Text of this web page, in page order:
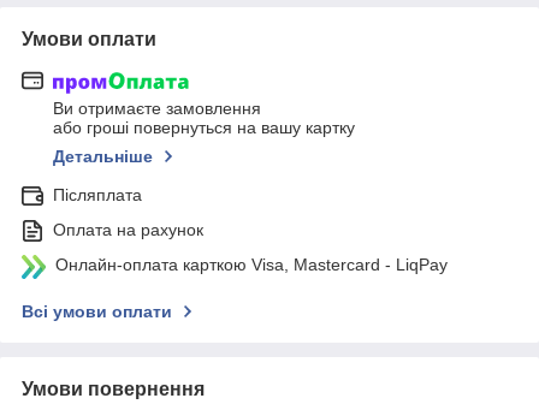
Умови оплати
Ви отримаєте замовлення
або гроші повернуться на вашу картку
Детальніше
Післяплата
Оплата на рахунок
Онлайн-оплата карткою Visa, Mastercard - LiqPay
Всі умови оплати
Умови повернення